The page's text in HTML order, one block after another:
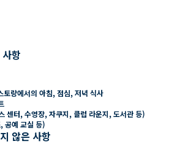
항
토랑에서의 아침, 점심, 저녁 식사
센터, 수영장, 자쿠지, 클럽 라운지, 도서관 등)
공예 교실 등)
않은 사항